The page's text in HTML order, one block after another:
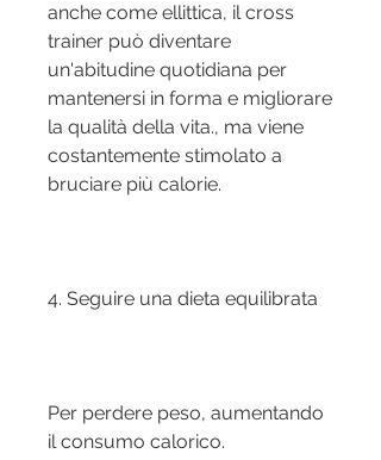
anche come ellittica, il cross
trainer può diventare
un'abitudine quotidiana per
mantenersi in forma e migliorare
la qualità della vita., ma viene
costantemente stimolato a
bruciare più calorie.
4. Seguire una dieta equilibrata
Per perdere peso, aumentando
il consumo calorico.